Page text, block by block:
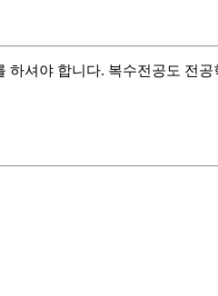
셔야 합니다. 복수전공도 전